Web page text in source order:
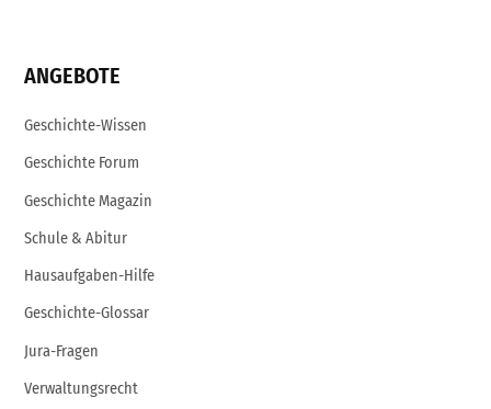
ANGEBOTE
Geschichte-Wissen
Geschichte Forum
Geschichte Magazin
Schule & Abitur
Hausaufgaben-Hilfe
Geschichte-Glossar
Jura-Fragen
Verwaltungsrecht